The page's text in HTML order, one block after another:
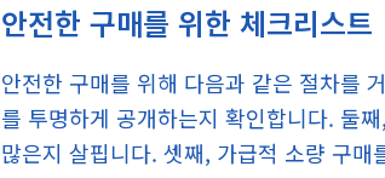
안전한 구매를 위한 체크리스트
안전한 구매를 위해 다음과 같은 절차를
를 투명하게 공개하는지 확인합니다. 둘
많은지 살핍니다. 셋째, 가급적 소량 구